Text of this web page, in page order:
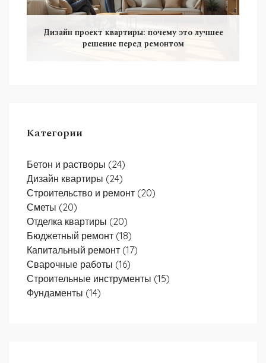
Дизайн проект квартиры: почему это лучшее
решение перед ремонтом
Категории
Бетон и растворы (24)
Дизайн квартиры (24)
Строительство и ремонт (20)
Сметы (20)
Отделка квартиры (20)
Бюджетный ремонт (18)
Капитальный ремонт (17)
Сварочные работы (16)
Строительные инструменты (15)
Фундаменты (14)